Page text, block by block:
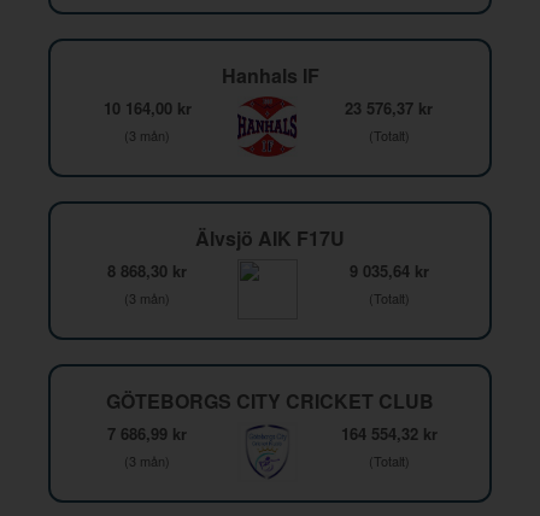
Hanhals IF
10 164,00 kr
(3 mån)
23 576,37 kr
(Totalt)
Älvsjö AIK F17U
8 868,30 kr
(3 mån)
9 035,64 kr
(Totalt)
GÖTEBORGS CITY CRICKET CLUB
7 686,99 kr
(3 mån)
164 554,32 kr
(Totalt)